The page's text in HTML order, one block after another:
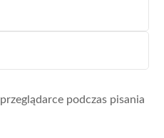
podczas pisania